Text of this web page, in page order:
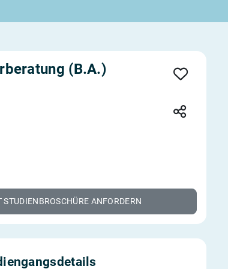
(B.A.)
STUDIENBROSCHÜRE ANFORDERN